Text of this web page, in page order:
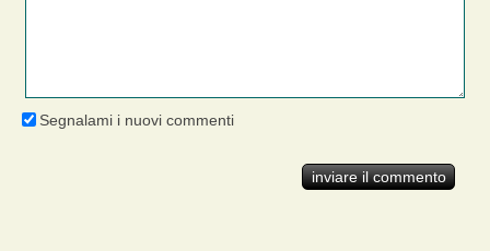
Segnalami i nuovi commenti